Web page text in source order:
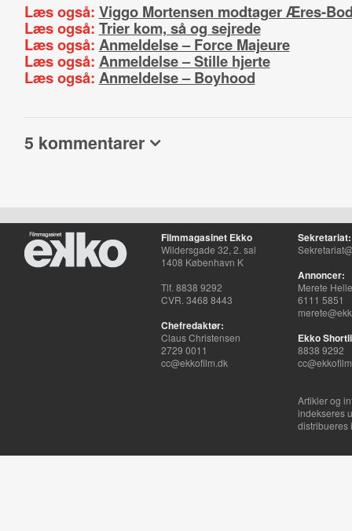
Læs også: Viggo Mortensen modtager Æres-
Læs også: Trier kom, så og sejrede
Læs også: Anmeldelse – Force Majeure
Læs også: Anmeldelse – Stille hjerte
Læs også: Anmeldelse – Boyhood
5 kommentarer
Filmmagasinet Ekko
Wildersgade 32, 2. sal
1408 København K
Tlf. 8838 9292
CVR. 3468 8443
Chefredaktør:
Claus Christensen
2729 0011
cc@ekkofilm.dk
Sekretariat:
Annoncer:
Merete
6111 5851
Ekko
8838 9292
Artikler og
indekseres
distribueres